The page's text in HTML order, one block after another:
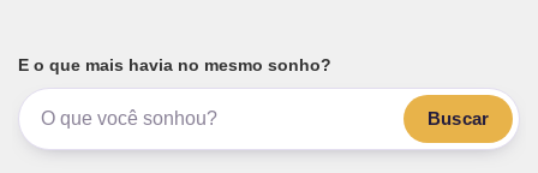
E o que mais havia no mesmo sonho?
Buscar